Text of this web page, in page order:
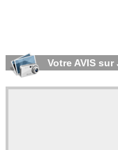
Votre AVIS sur